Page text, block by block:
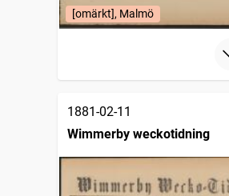
[omärkt], Malmö
1881-02-11
Wimmerby weckotidning